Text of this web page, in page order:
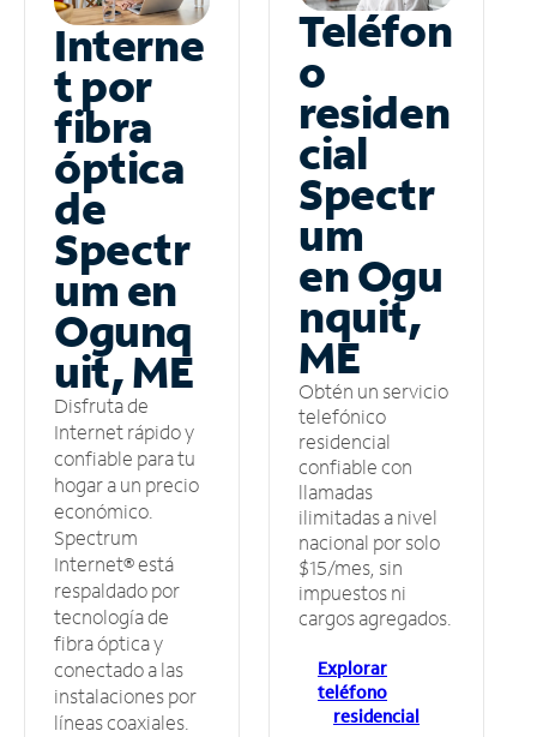
Interne
t por
fibra
óptica
de
Spectr
um en
Ogunq
uit, ME
Disfruta de
Internet rápido y
confiable para tu
hogar a un precio
económico.
Spectrum
Internet® está
respaldado por
tecnología de
fibra óptica y
conectado a las
instalaciones por
líneas coaxiales.
Teléfon
o
residen
cial
Spectr
um
en Ogu
nquit,
ME
Obtén un servicio
telefónico
residencial
confiable con
llamadas
ilimitadas a nivel
nacional por solo
$15/mes, sin
impuestos ni
cargos agregados.
Explorar
teléfono
residencial